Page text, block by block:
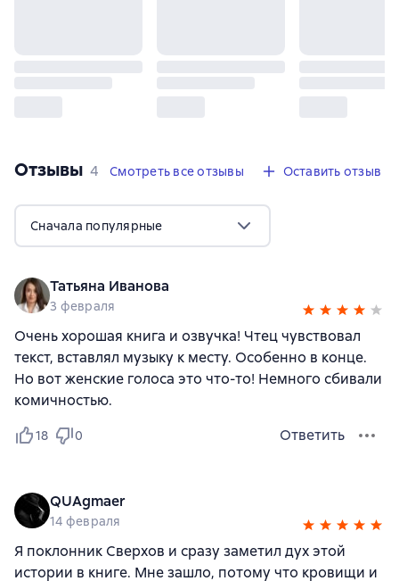
Отзывы 4 отзыва
4 Смотреть все отзывы Оставить отзыв
Сначала популярные
Татьяна Иванова
3 февраля
Очень хорошая книга и озвучка! Чтец чувствовал
текст, вставлял музыку к месту. Особенно в конце.
Но вот женские голоса это что-то! Немного сбивали
комичностью.
18 0 Ответить
QUAgmaer
14 февраля
Я поклонник Сверхов и сразу заметил дух этой
истории в книге. Мне зашло, потому что кровищи и